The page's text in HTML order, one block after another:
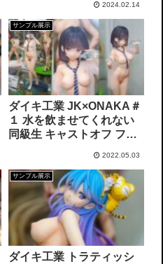
2024.02.14
サンプル展示
ダイキ工業 JK×ONAKA＃
１ 水を飲ませてくれない
同級生 キャストオフ フィ
2022.05.03
サンプル展示
ダイキ工業 トラティッシ